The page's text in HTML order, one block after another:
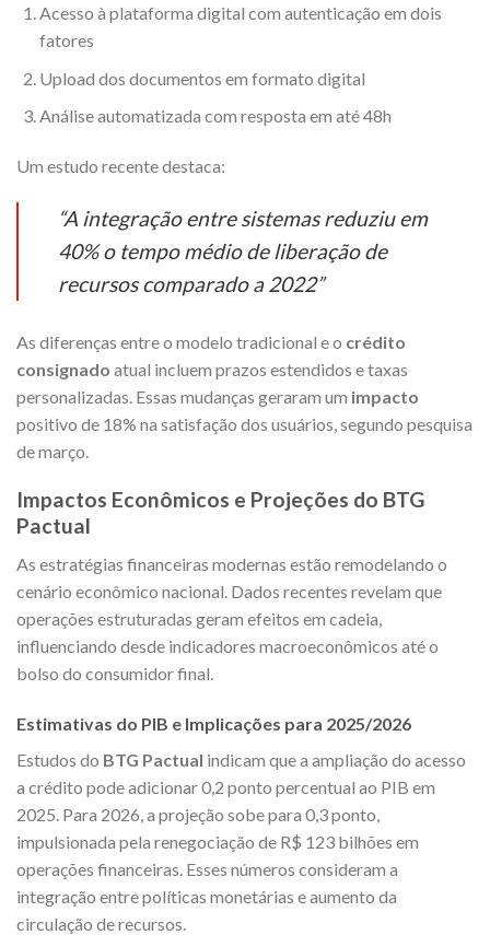
Acesso à plataforma digital com autenticação em dois
fatores
Upload dos documentos em formato digital
Análise automatizada com resposta em até 48h
Um estudo recente destaca:
“A integração entre sistemas reduziu em
40% o tempo médio de liberação de
recursos comparado a 2022”
As diferenças entre o modelo tradicional e o crédito
consignado atual incluem prazos estendidos e taxas
personalizadas. Essas mudanças geraram um impacto
positivo de 18% na satisfação dos usuários, segundo pesquisa
de março.
Impactos Econômicos e Projeções do BTG
Pactual
As estratégias financeiras modernas estão remodelando o
cenário econômico nacional. Dados recentes revelam que
operações estruturadas geram efeitos em cadeia,
influenciando desde indicadores macroeconômicos até o
bolso do consumidor final.
Estimativas do PIB e Implicações para 2025/2026
Estudos do BTG Pactual indicam que a ampliação do acesso
a crédito pode adicionar 0,2 ponto percentual ao PIB em
2025. Para 2026, a projeção sobe para 0,3 ponto,
impulsionada pela renegociação de R$ 123 bilhões em
operações financeiras. Esses números consideram a
integração entre políticas monetárias e aumento da
circulação de recursos.